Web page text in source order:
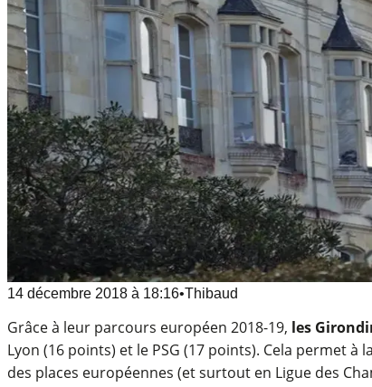
14 décembre 2018 à 18:16•Thibaud
Grâce à leur parcours européen 2018-19, les
Lyon (16 points) et le PSG (17 points). Cela permet
des places européennes (et surtout en Ligue des